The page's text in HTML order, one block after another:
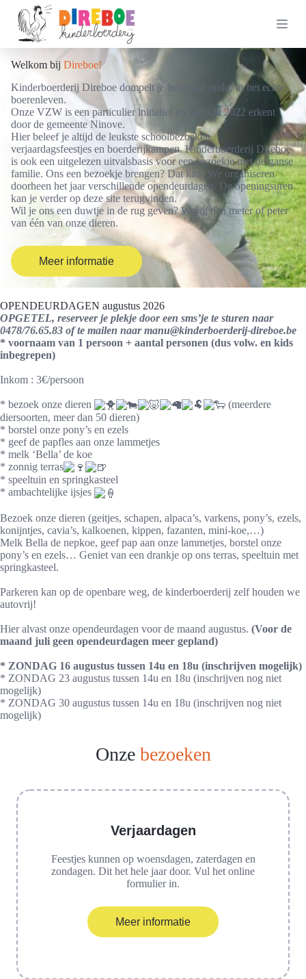
G
n
a
a
d
e
i
n
h
o
u
d
Welkom bij Direboe!
Kinderboerderij Direboe dompelt je helemaal onder in het echte
boerenleven.
Onze VZW is een particulier initiatief en werd in 2022 erkent
door de gemeente Ninove.
Hier beleef je altijd de leukste schoolbezoeken,
verjaardagsfeestjes en boerderijkampen. Kinderboerderij Direboe
is ook een uitgelezen uitvalsbasis voor een bezoekje met de ganse
familie. Ons een bezoekje brengen? Dat kan! We organiseren
doorheen het jaar verschillende opendeurdagen. De openingsuren
kan je verder op deze site terugvinden.
Wil je ons een duwtje in de rug geven? Wordt dan meter of peter
van één van onze dieren.
Meer informatie
OPENDEURDAGEN augustus 2026
OPGETEL, reserveer je plekje door een sms’je te sturen naar
0478/76.65.83 of te mailen naar manu@kinderboerderij-direboe.be
* voornaam van 1 persoon + aantal personen (dus volw. en kids
inbegrepen)
Inkom : 3€/persoon
* bezoek onze dieren
(meerdere
diersoorten, meer dan 50 dieren)
* borstel onze pony’s en ezels
* geef de papfles aan onze lammetjes
* melk ‘Bella’ de koe
* zonnig terras
* speeltuin en springkasteel
* ambachtelijke ijsjes
Bezoek onze dieren (geitjes, schapen, alpaca’s, varkens, pony’s, ezels,
konijntjes, cavia’s, kalkoenen, kippen, fazanten, mini-koe,…)
Melk Bella de nepkoe, geef pap aan onze lammetjes, borstel onze
pony’s en ezels… Geniet van een drankje op ons terras, speeltuin met
springkasteel.
Parkeren kan op de openbare weg, de kinderboerderij zelf houden we
autovrij!
Hier alvast onze opendeurdagen voor de maand augustus. (Voor de
maand juli geen opendeurdagen meer gepland)
* ZONDAG 16 augustus tussen 14u en 18u (inschrijven mogelijk)
* ZONDAG 23 augustus tussen 14u en 18u (inschrijven nog niet
mogelijk)
* ZONDAG 30 augustus tussen 14u en 18u (inschrijven nog niet
mogelijk)
Onze bezoeken
Verjaardagen
Feestjes kunnen op woensdagen, zaterdagen en
zondagen. Dit het hele jaar door. Vul het online
formulier in.
Meer informatie